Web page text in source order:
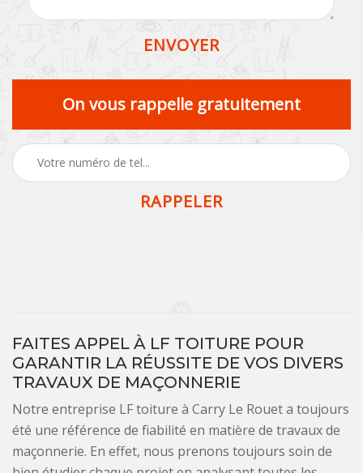
On vous rappelle gratuitement
FAITES APPEL À LF TOITURE POUR
GARANTIR LA RÉUSSITE DE VOS DIVERS
TRAVAUX DE MAÇONNERIE
Notre entreprise LF toiture à Carry Le Rouet a toujours
été une référence de fiabilité en matière de travaux de
maçonnerie. En effet, nous prenons toujours soin de